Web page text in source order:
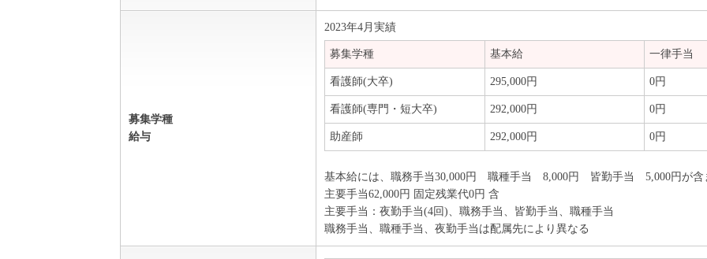
募集学種
給与
2023年4月実績
募集学種 基本給 一律手当
看護師(大卒) 295,000円 0円
看護師(専門・短大卒) 292,000円 0円
助産師 292,000円 0円
基本給には、職務手当30,000円 職種手当 8,000円 皆勤手当 5,000円が含
主要手当62,000円 固定残業代0円 含
主要手当：夜勤手当(4回)、職務手当、皆勤手当、職種手当
職務手当、職種手当、夜勤手当は配属先により異なる